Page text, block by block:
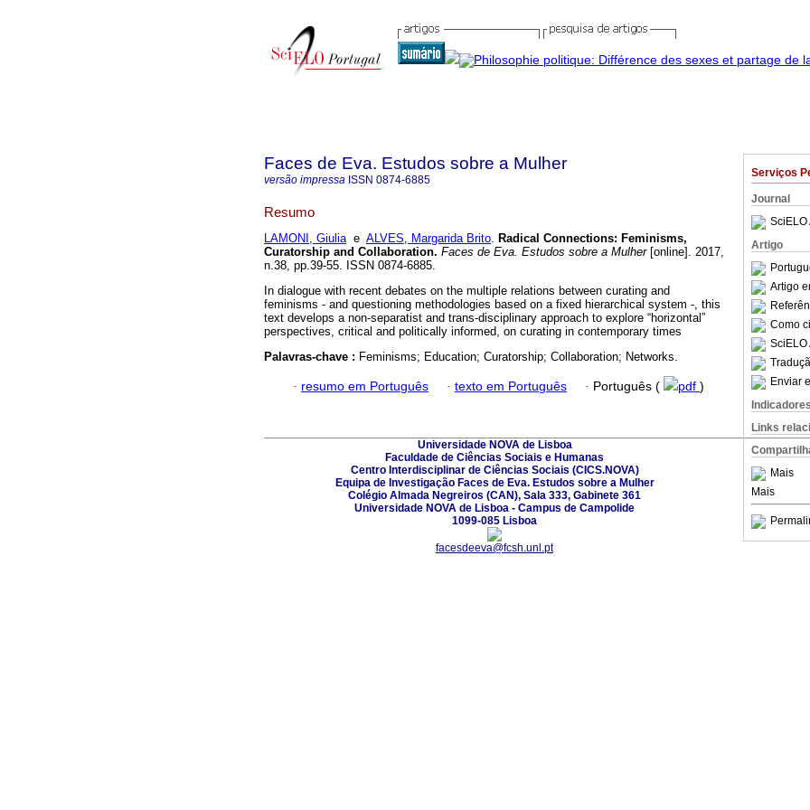
Serviços
Journal
SciELO
Artigo
Artigo
Como
SciELO
Enviar
Indicadores
Links
Mais
Mais
Faces de Eva. Estudos sobre a Mulher
versão impressa ISSN 0874-6885
Resumo
LAMONI, Giuliae ALVES, Margarida Brito. Radical Connections: Feminisms,
Curatorship and Collaboration. Faces de Eva. Estudos sobre a Mulher[online]. 2017,
n.38, pp.39-55. ISSN 0874-6885.
In dialogue with recent debates on the multiple relations between curating and
feminisms - and questioning methodologies based on a fixed hierarchical system -, this
text develops a non-separatist and trans-disciplinary approach to explore “horizontal”
perspectives, critical and politically informed, on curating in contemporary times
Palavras-chave : Feminisms; Education; Curatorship; Collaboration; Networks.
· resumo em Português · texto em Português · Português ( pdf )
Universidade NOVA de Lisboa
Faculdade de Ciências Sociais e Humanas
Centro Interdisciplinar de Ciências Sociais (CICS.NOVA)
Equipa de Investigação Faces de Eva. Estudos sobre a Mulher
Colégio Almada Negreiros (CAN), Sala 333, Gabinete 361
Universidade NOVA de Lisboa - Campus de Campolide
1099-085 Lisboa
facesdeeva@fcsh.unl.pt